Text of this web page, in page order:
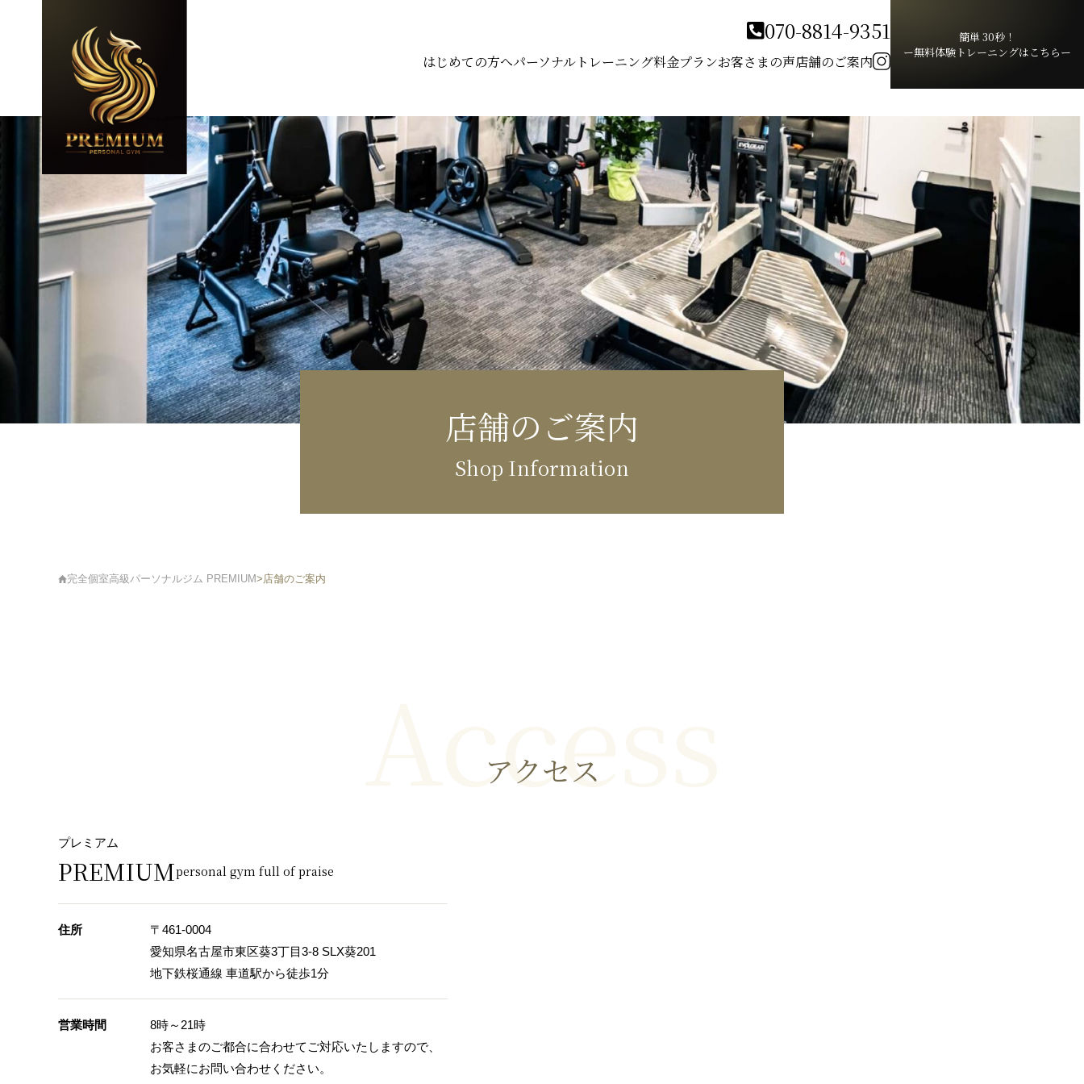
070-8814-9351
はじめての方へパーソナルトレーニング料金プランお客さまの声店舗のご案内
簡単 30秒！
ー無料体験トレーニングはこちらー
店舗のご案内
Shop Information
完全個室高級パーソナルジム PREMIUM>店舗のご案内
Access
アクセス
プレミアム
PREMIUMpersonal gym full of praise
住所
〒461-0004
愛知県名古屋市東区葵3丁目3-8 SLX葵201
地下鉄桜通線 車道駅から徒歩1分
営業時間
8時～21時
お客さまのご都合に合わせてご対応いたしますので、
お気軽にお問い合わせください。